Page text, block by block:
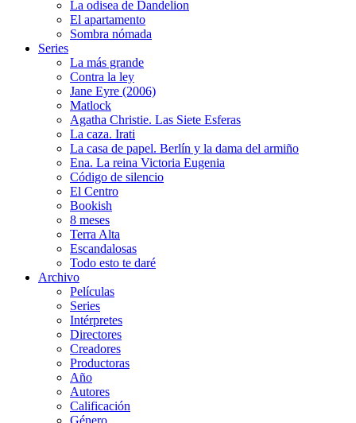
La odisea de Dandelion
El apartamento
Sombra nómada
Series
La más grande
Contra la ley
Jane Eyre (2006)
Matlock
Agatha Christie. Las Siete Esferas
La caza. Irati
La casa de papel. Berlín y la dama del armiño
Ena. La reina Victoria Eugenia
Código de silencio
El Centro
Bookish
8 meses
Terra Alta
Escandalosas
Todo esto te daré
Archivo
Películas
Series
Intérpretes
Directores
Creadores
Productoras
Año
Autores
Calificación